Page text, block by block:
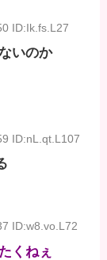
ID:Ik.fs.L27
いのか
ID:nL.qt.L107
ID:w8.vo.L72
くねぇ